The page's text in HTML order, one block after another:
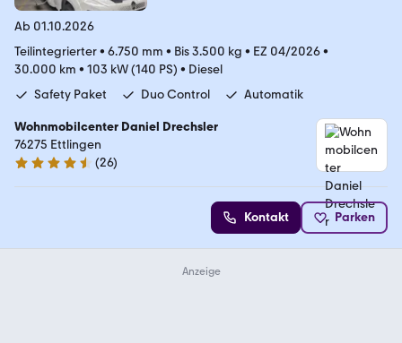
Ab 01.10.2026
Teilintegrierter• 6.750 mm • Bis 3.500 kg • EZ 04/2026•
30.000 km • 103 kW (140 PS) • Diesel
Safety Paket
Duo Control Automatik
Wohnmobilcenter Daniel Drechsler
76275 Ettlingen
4.7 Sterne
(26)
Kontakt Parken